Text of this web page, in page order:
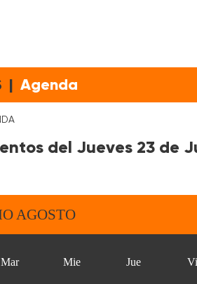
| Agenda
del Jueves 23 de
AGOSTO
Mar Mie Jue